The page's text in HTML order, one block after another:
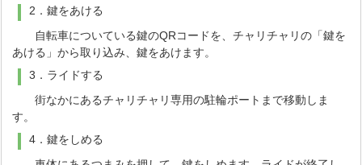
2．鍵をあける
自転車についている鍵のQRコードを、チャリチャリの「鍵を
あける」から取り込み、鍵をあけます。
3．ライドする
街なかにあるチャリチャリ専用の駐輪ポートまで移動しま
す。
4．鍵をしめる